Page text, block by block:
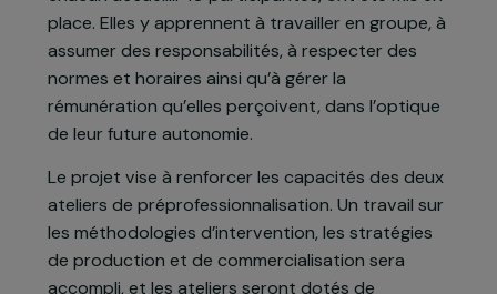
Les centres fonctionnent comme un espace de
reconstruction et de réinsertion sociale.
Pour faciliter l’insertion professionnelle des
jeunes filles arrivées au terme de leur travail
boulangerie et artisanat bolivien, pouvant
chacun accueillir 10 participantes, ont été mis en
place. Elles y apprennent à travailler en groupe, à
assumer des responsabilités, à respecter des